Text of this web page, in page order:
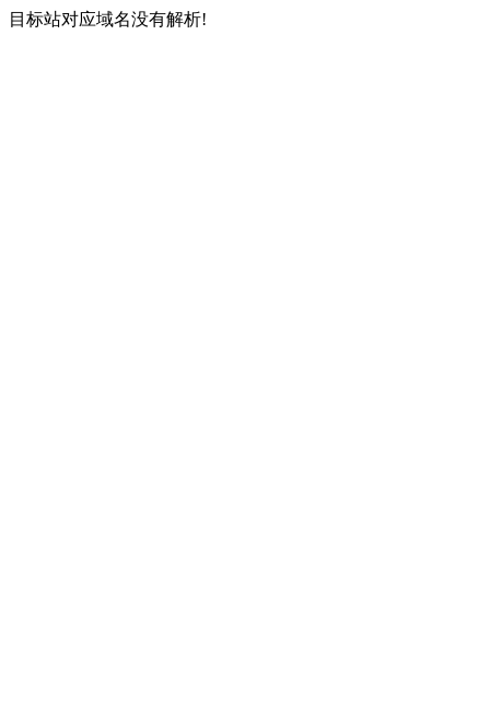
目标站对应域名没有解析!